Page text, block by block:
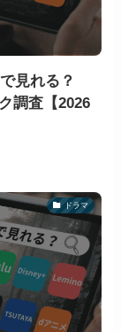
見れる？
調査【2026
ドラマ